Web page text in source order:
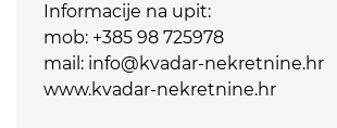
Informacije na upit:
mob: +385 98 725978
mail: info@kvadar-nekretnine.hr
www.kvadar-nekretnine.hr